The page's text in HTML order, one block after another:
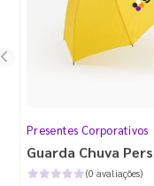
Presentes Corporativos
Guarda Chuva
(0 avaliações)